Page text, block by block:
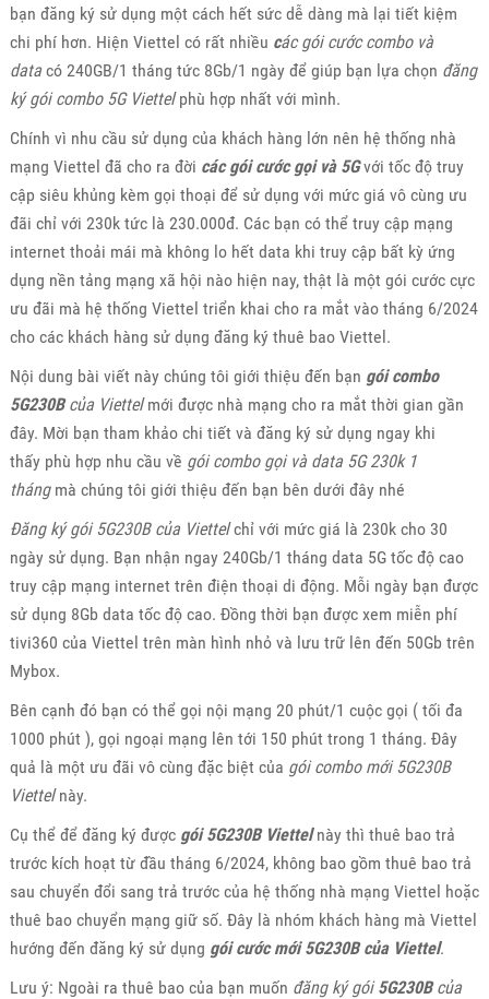
bạn đăng ký sử dụng một cách hết sức dễ dàng mà lại tiết kiệm
chi phí hơn. Hiện Viettel có rất nhiều các gói cước combo và
datacó 240GB/1 tháng tức 8Gb/1 ngày để giúp bạn lựa chọn đăng
ký gói combo 5G Viettelphù hợp nhất với mình.
Chính vì nhu cầu sử dụng của khách hàng lớn nên hệ thống nhà
mạng Viettel đã cho ra đời các gói cước gọi và 5Gvới tốc độ truy
cập siêu khủng kèm gọi thoại để sử dụng với mức giá vô cùng ưu
đãi chỉ với 230k tức là 230.000đ. Các bạn có thể truy cập mạng
internet thoải mái mà không lo hết data khi truy cập bất kỳ ứng
dụng nền tảng mạng xã hội nào hiện nay, thật là một gói cước cực
ưu đãi mà hệ thống Viettel triển khai cho ra mắt vào tháng 6/2024
cho các khách hàng sử dụng đăng ký thuê bao Viettel.
Nội dung bài viết này chúng tôi giới thiệu đến bạn gói combo
5G230Bcủa Viettelmới được nhà mạng cho ra mắt thời gian gần
đây. Mời bạn tham khảo chi tiết và đăng ký sử dụng ngay khi
thấy phù hợp nhu cầu về gói combo gọi và data 5G 230k 1
tháng mà chúng tôi giới thiệu đến bạn bên dưới đây nhé
Đăng ký gói 5G230B của Viettelchỉ với mức giá là 230k cho 30
ngày sử dụng. Bạn nhận ngay 240Gb/1 tháng data 5G tốc độ cao
truy cập mạng internet trên điện thoại di động. Mỗi ngày bạn được
sử dụng 8Gb data tốc độ cao. Đồng thời bạn được xem miễn phí
tivi360 của Viettel trên màn hình nhỏ và lưu trữ lên đến 50Gb trên
Mybox.
Bên cạnh đó bạn có thể gọi nội mạng 20 phút/1 cuộc gọi ( tối đa
1000 phút ), gọi ngoại mạng lên tới 150 phút trong 1 tháng. Đây
quả là một ưu đãi vô cùng đặc biệt của gói combo mới 5G230B
Viettelnày.
Cụ thể để đăng ký được gói 5G230B Viettelnày thì thuê bao trả
trước kích hoạt từ đầu tháng 6/2024, không bao gồm thuê bao trả
sau chuyển đổi sang trả trước của hệ thống nhà mạng Viettel hoặc
thuê bao chuyển mạng giữ số. Đây là nhóm khách hàng mà Viettel
hướng đến đăng ký sử dụng gói cước mới 5G230B của Viettel.
Lưu ý: Ngoài ra thuê bao của bạn muốn đăng ký gói5G230Bcủa